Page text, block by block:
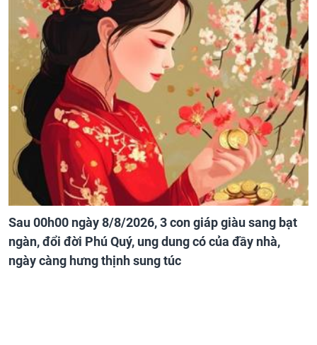
Sau 00h00 ngày 8/8/2026, 3 con giáp giàu sang bạt
ngàn, đổi đời Phú Quý, ung dung có của đầy nhà,
ngày càng hưng thịnh sung túc